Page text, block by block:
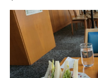
ん、「GLEEFUL」さんのお隣にあり
のみですが、古着屋さんは
す！ ☆公式ホームページはこちらから アンティーク調の店内 こ
だわりの家具は、オーナー
リカンアンティークだそうです。 実際にお店で使
椅子やテーブル、店内の装